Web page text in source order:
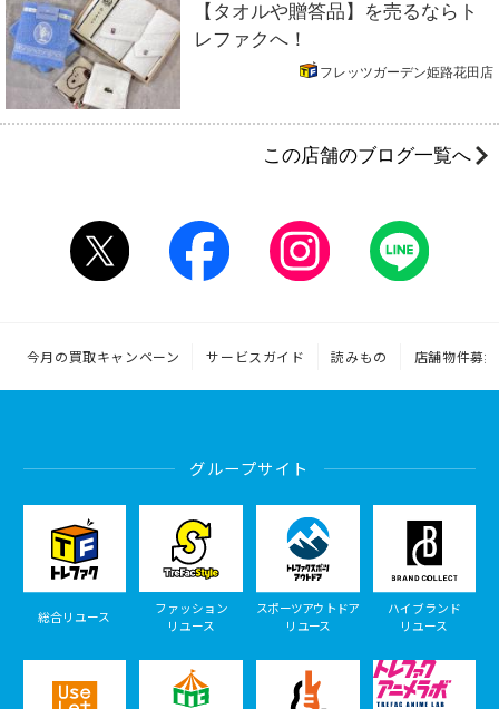
【タオルや贈答品】を売るならト
レファクへ！
フレッツガーデン姫路花田店
この店舗のブログ一覧へ
今月の買取キャンペーン サービスガイド 読みもの 店舗物件募集
グループサイト
総合リユース
ファッション
リユース
スポーツアウトドア
リユース
ハイブランド
リユース